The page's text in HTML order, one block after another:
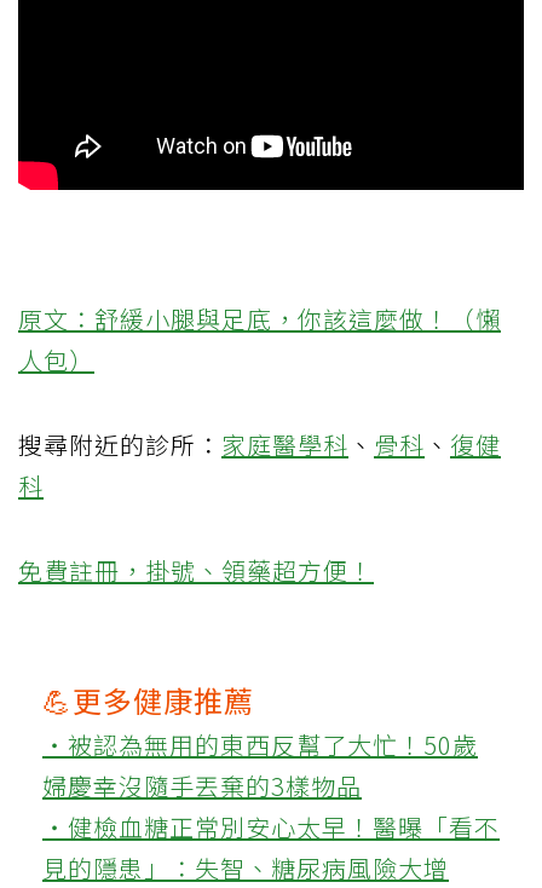
原文：舒緩小腿與足底，你該這麼做！（懶
人包）
搜尋附近的診所： 家庭醫學科 、 骨科 、 復健
科
免費註冊，掛號、領藥超方便！
💪更多健康推薦
‧被認為無用的東西反幫了大忙！50歲
婦慶幸沒隨手丟棄的3樣物品
‧健檢血糖正常別安心太早！醫曝「看不
見的隱患」：失智、糖尿病風險大增